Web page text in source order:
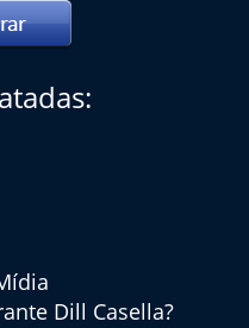
Dill Casella?